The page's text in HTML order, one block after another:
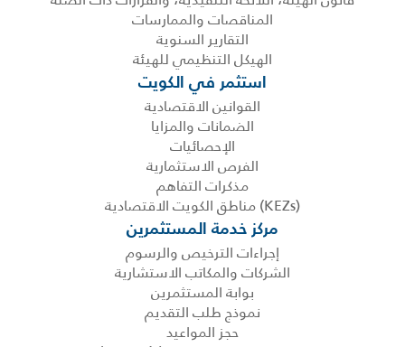
المناقصات والممارسات
التقارير السنوية
الهيكل التنظيمي للهيئة
استثمر في الكويت
القوانين الاقتصادية
الضمانات والمزايا
الإحصائيات
الفرص الاستثمارية
مذكرات التفاهم
(KEZs) مناطق الكويت الاقتصادية
مركز خدمة المستثمرين
إجراءات الترخيص والرسوم
الشركات والمكاتب الاستشارية
بوابة المستثمرين
نموذج طلب التقديم
حجز المواعيد